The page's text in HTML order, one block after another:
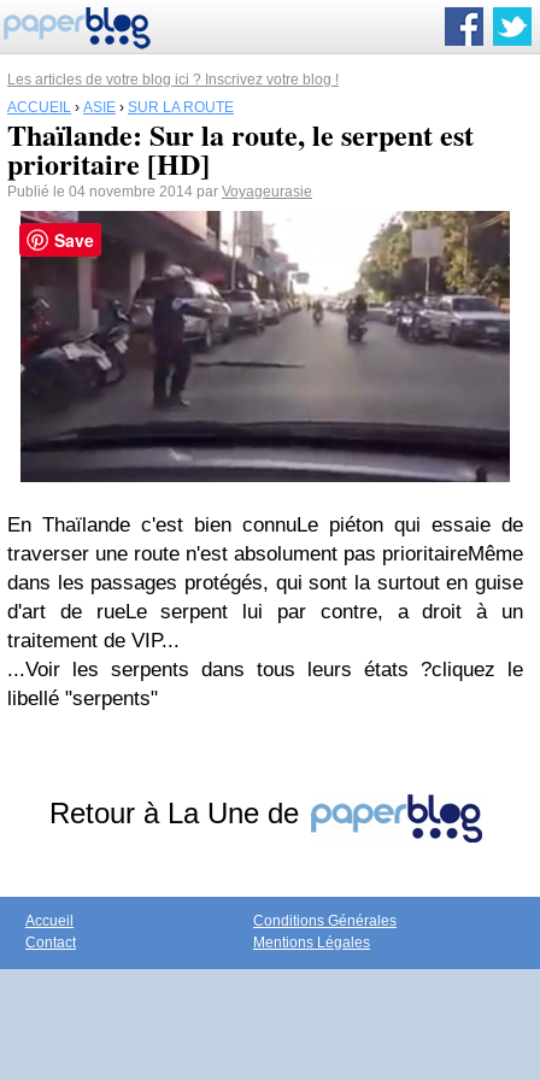
Les articles de votre blog ici ? Inscrivez votre blog !
ACCUEIL › ASIE › SUR LA ROUTE
Thaïlande: Sur la route, le serpent est
prioritaire [HD]
Publié le 04 novembre 2014 par Voyageurasie
En Thaïlande c'est bien connuLe piéton qui essaie de
traverser une route n'est absolument pas prioritaireMême
dans les passages protégés, qui sont la surtout en guise
d'art de rueLe serpent lui par contre, a droit à un
traitement de VIP...
...Voir les serpents dans tous leurs états ?cliquez le
libellé "serpents"
Retour à La Une de
Accueil
Contact
Conditions Générales
Mentions Légales
Save